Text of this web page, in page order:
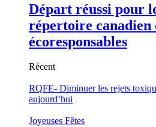
Départ réussi pour
répertoire canadien
écoresponsables
Récent
RQFE- Diminuer les rejets
aujourd’hui
Joyeuses Fêtes